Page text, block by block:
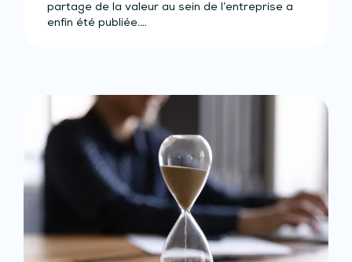
partage de la valeur au sein de l’entreprise a
enfin été publiée.…